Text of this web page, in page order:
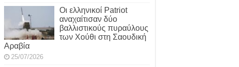
Οι ελληνικοί Patriot
αναχαίτισαν δύο
βαλλιστικούς πυραύλους
των Χούθι στη Σαουδική
Αραβία
25/07/2026